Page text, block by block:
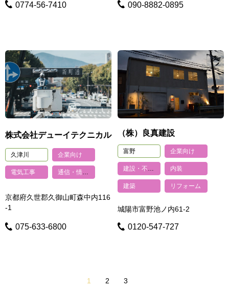
0774-56-7410 090-8882-0895
株式会社デューイテクニカル
久津川 企業向け
電気工事 通信・情報関連
京都府久世郡久御山町森中内116
-1
075-633-6800
（株）良真建設
富野 企業向け
建設・不動産 内装
建築 リフォーム
城陽市富野池ノ内61-2
0120-547-727
1 2 3